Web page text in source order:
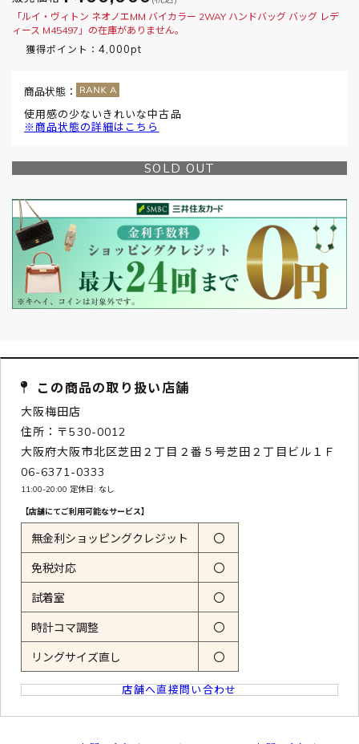
「ルイ・ヴィトン ネオノエMM バイカラー 2WAY ハンドバッグ バッグ レデ
ィース M45497」の在庫がありません。
獲得ポイント： 4,000pt
商品状態：
使用感の少ないきれいな中古品
※商品状態の詳細はこちら
SOLD OUT
この商品の取り扱い店舗
大阪梅田店
住所：〒530-0012
大阪府大阪市北区芝田２丁目２番５号芝田２丁目ビル１Ｆ
06-6371-0333
11:00-20:00 定休日: なし
【店舗にてご利用可能なサービス】
無金利ショッピングクレジット 〇
免税対応 〇
試着室 〇
時計コマ調整 〇
リングサイズ直し 〇
店舗へ直接問い合わせ